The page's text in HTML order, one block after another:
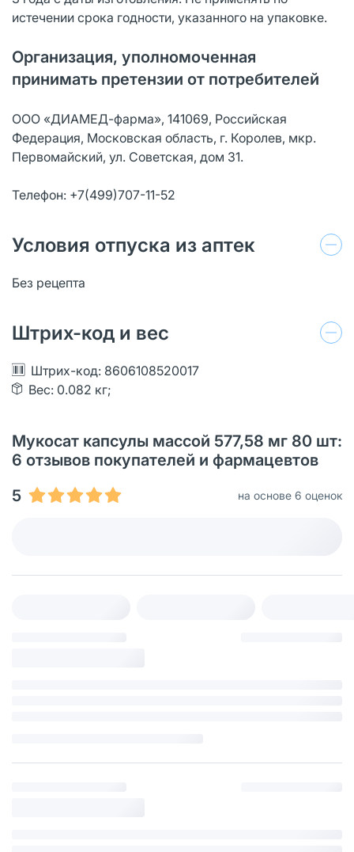
истечении срока годности, указанного на упаковке.
Организация, уполномоченная
принимать претензии от потребителей
ООО «ДИАМЕД-фарма», 141069, Российская
Федерация, Московская область, г. Королев, мкр.
Первомайский, ул. Советская, дом 31.
Телефон: +7(499)707-11-52
Условия отпуска из аптек
Без рецепта
Штрих-код и вес
Штрих-код: 8606108520017
Вес: 0.082 кг;
Мукосат капсулы массой 577,58 мг 80 шт:
6 отзывов покупателей и фармацевтов
5
на основе 6 оценок